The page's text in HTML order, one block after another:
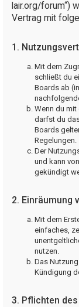
lair.org/forum“)
Vertrag mit
1.
Mit dem
schließt du
Boards ab
Wenn du mit
darfst du
Boards
Regelungen.
Der
und kann
gekündigt
2. Einräumung
Mit dem
einfaches,
nutzen.
Das
Kündigung
3. Pflichten